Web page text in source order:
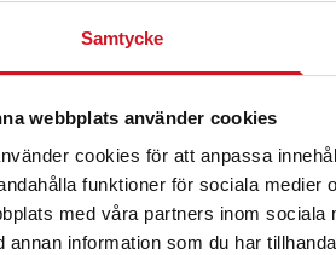
Samtycke
webbplats använder cookies
cookies för att anpassa
funktioner för sociala medier
med våra partners inom
annan information som du har
månad till din inkorg.